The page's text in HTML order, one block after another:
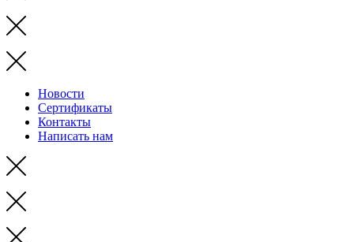
Новости
Сертификаты
Контакты
Написать нам